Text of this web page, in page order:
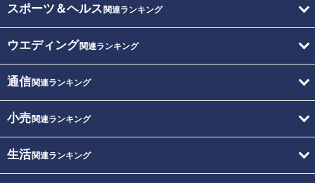
スポーツ＆ヘルス 関連ランキング
ウエディング関連ランキング
通信関連ランキング
小売関連ランキング
生活関連ランキング